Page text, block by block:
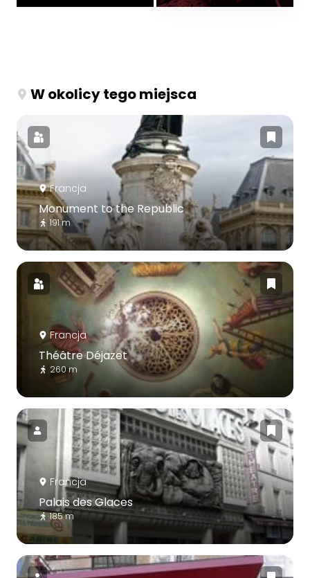
W okolicy tego miejsca
Francja
Monument to the Republic
191 m
Francja
Théâtre Déjazet
260 m
Francja
Palais des Glaces
185 m